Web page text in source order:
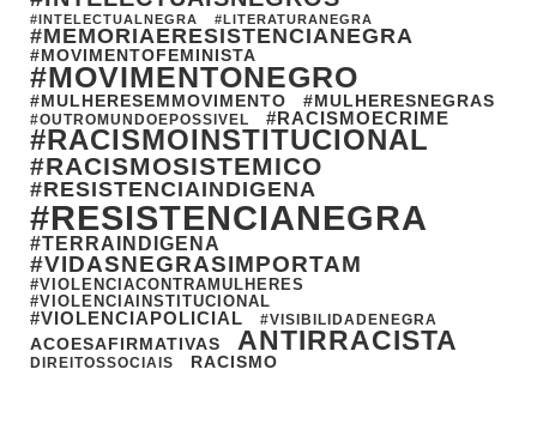
#INTELECTUALNEGRA #LITERATURANEGRA
#MEMORIAERESISTENCIANEGRA
#MOVIMENTOFEMINISTA
#MOVIMENTONEGRO
#MULHERESEMMOVIMENTO #MULHERESNEGRAS
#OUTROMUNDOEPOSSIVEL #RACISMOECRIME
#RACISMOINSTITUCIONAL
#RACISMOSISTEMICO
#RESISTENCIAINDIGENA
#RESISTENCIANEGRA
#TERRAINDIGENA
#VIDASNEGRASIMPORTAM
#VIOLENCIACONTRAMULHERES
#VIOLENCIAINSTITUCIONAL
#VIOLENCIAPOLICIAL #VISIBILIDADENEGRA
ACOESAFIRMATIVAS ANTIRRACISTA
DIREITOSSOCIAIS RACISMO